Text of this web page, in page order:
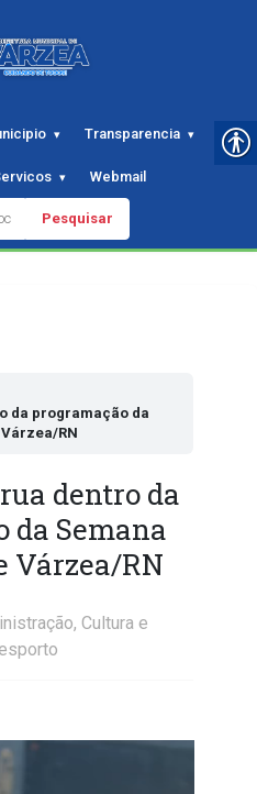
Transparencia
Webmail
Pesquisar
da programação da
RN
dentro da
da Semana
Várzea/RN
, Cultura e